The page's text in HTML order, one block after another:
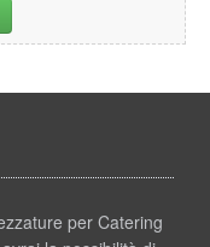
per Catering